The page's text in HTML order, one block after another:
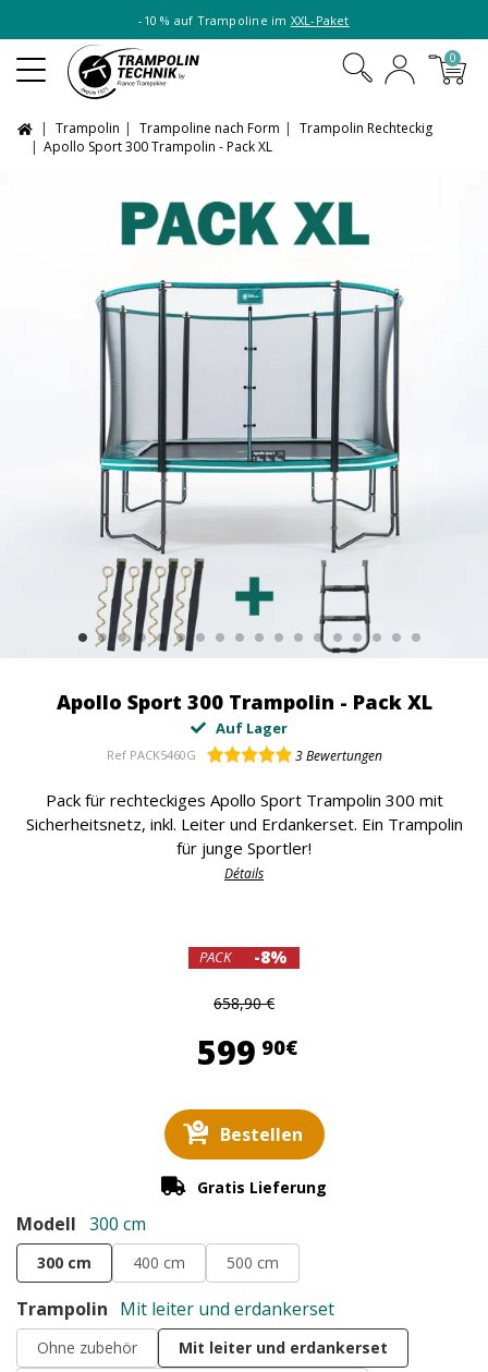
-10 % auf Trampoline im XXL-Paket
0
Trampolin Trampoline nach Form
Trampolin Rechteckig
Apollo Sport 300 Trampolin - Pack XL
Apollo Sport 300 Trampolin - Pack XL
Auf Lager
Ref PACK5460G 3Bewertungen
Pack für rechteckiges Apollo Sport Trampolin 300 mit
Sicherheitsnetz, inkl. Leiter und Erdankerset. Ein Trampolin
für junge Sportler!
Détails
PACK -8%
658,90 €
599 90€599,90 €
Bestellen
Gratis Lieferung
Modell 300 cm
300 cm 400 cm 500 cm
Trampolin Mit leiter und erdankerset
Ohne zubehör
Mit leiter und erdankerset